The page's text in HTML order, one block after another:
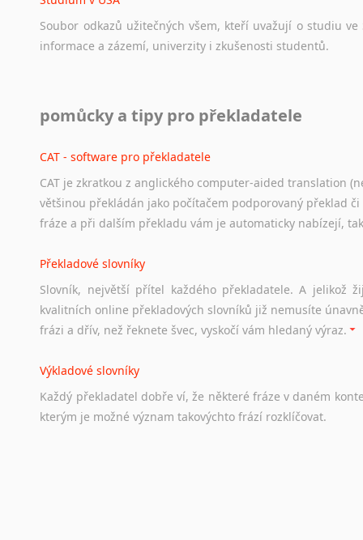
Soubor odkazů užitečných všem, kteří uvažují o studiu ve
informace a zázemí, univerzity i zkušenosti studentů.
Odkazy poskytující cenné informace nekomerčního
Studium v Austrálii
Soubor odkazů užitečných všem, kteří uvažují o studiu v
a zázemí, australské univerzity a samozřejmě i osobní
Práce v Austrálii
Odkazy poskytující cenné informace nekomerčního
hledat práci na internetu případně osobní zkušenosti
Hledáte-li
práci
stejná obecná pravidla, jako pro český životopis. Tak dost
pomůcky a tipy pro překladatele
CAT - software pro překladatele
CAT je zkratkou z anglického computer-aided translation
většinou překládán jako počítačem podporovaný překlad
fráze a při dalším překladu vám je automaticky nabízejí,
Překladové slovníky
Slovník, největší přítel každého překladatele. A jelikož
kvalitních online překladových slovníků již nemusíte
frázi a dřív, než řeknete švec, vyskočí vám hledaný výraz.
Výkladové slovníky
Každý překladatel dobře ví, že některé fráze v daném
kterým je možné význam takovýchto frází rozklíčovat.